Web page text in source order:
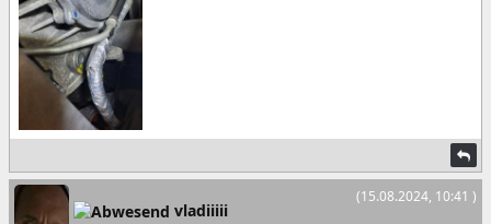
(15.08.2024, 10:41 )
vladiiiii